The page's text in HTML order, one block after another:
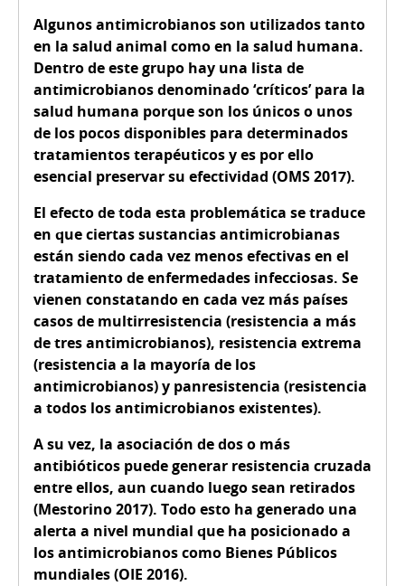
Algunos antimicrobianos son utilizados tanto
en la salud animal como en la salud humana.
Dentro de este grupo hay una lista de
antimicrobianos denominado ‘críticos’ para la
salud humana porque son los únicos o unos
de los pocos disponibles para determinados
tratamientos terapéuticos y es por ello
esencial preservar su efectividad (OMS 2017).
El efecto de toda esta problemática se traduce
en que ciertas sustancias antimicrobianas
están siendo cada vez menos efectivas en el
tratamiento de enfermedades infecciosas. Se
vienen constatando en cada vez más países
casos de multirresistencia (resistencia a más
de tres antimicrobianos), resistencia extrema
(resistencia a la mayoría de los
antimicrobianos) y panresistencia (resistencia
a todos los antimicrobianos existentes).
A su vez, la asociación de dos o más
antibióticos puede generar resistencia cruzada
entre ellos, aun cuando luego sean retirados
(Mestorino 2017). Todo esto ha generado una
alerta a nivel mundial que ha posicionado a
los antimicrobianos como Bienes Públicos
mundiales (OIE 2016).